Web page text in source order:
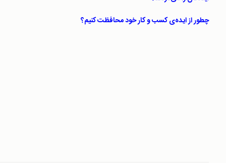
چطور از ايده‌ی كسب و كار خود محافظت کنیم؟